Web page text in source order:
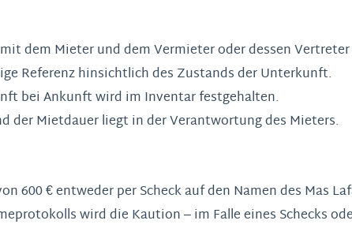
dem Mieter und dem Vermieter oder dessen
Referenz hinsichtlich des Zustands der Unterkunft.
bei Ankunft wird im Inventar festgehalten.
der Mietdauer liegt in der Verantwortung des Mieters.
600 € entweder per Scheck auf den Namen des Mas
wird die Kaution – im Falle eines Schecks